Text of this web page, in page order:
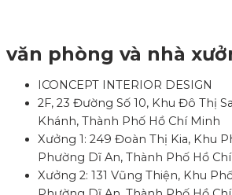
văn phòng và nhà
ICONCEPT INTERIOR DESIGN
2F, 23 Đường Số 10, Khu Đô Thị
Khánh, Thành Phố Hồ Chí Minh
Xưởng 1: 249 Đoàn Thị Kia, Khu
Phường Dĩ An, Thành Phố Hồ
Xưởng 2: 131 Vũng Thiện, Khu